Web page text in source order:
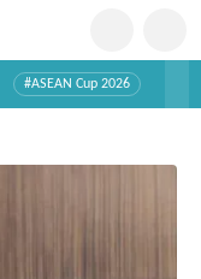
#ASEAN Cup 2026